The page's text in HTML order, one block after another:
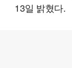
13일 밝혔다.